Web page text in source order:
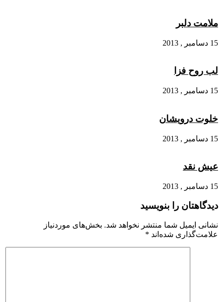
ملامت دلبر
15 دسامبر , 2013
لب روح فزا
15 دسامبر , 2013
خلوت درویشان
15 دسامبر , 2013
عیش نقد
15 دسامبر , 2013
دیدگاهتان را بنویسید
نشانی ایمیل شما منتشر نخواهد شد. بخش‌های موردنیاز
علامت‌گذاری شده‌اند *